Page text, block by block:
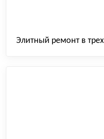
Элитный ремонт в